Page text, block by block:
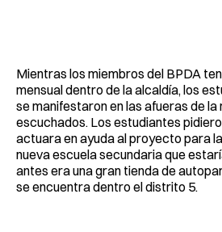
Mientras los miembros del BPDA
mensual dentro de la alcaldía, los
se manifestaron en las afueras de
escuchados. Los estudiantes
actuara en ayuda al proyecto para
nueva escuela secundaria que
antes era una gran tienda de
se encuentra dentro el distrito 5.